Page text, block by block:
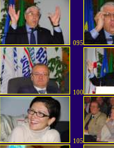
095
100
105